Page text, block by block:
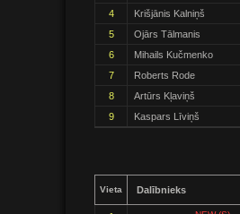
4
Krišjānis Kalniņš
5
Ojārs Tālmanis
6
Mihails Kučmenko
7
Roberts Rode
8
Artūrs Kļaviņš
9
Kaspars Līviņš
Vieta Dalībnieks